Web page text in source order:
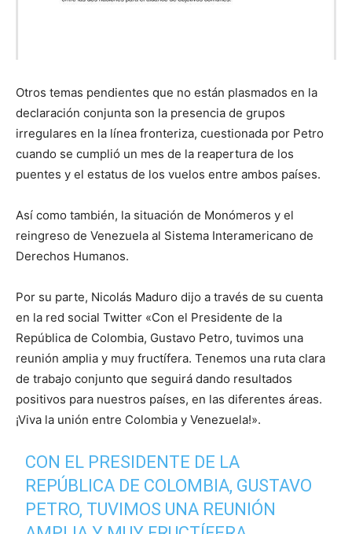
Otros temas pendientes que no están plasmados en la
declaración conjunta son la presencia de grupos
irregulares en la línea fronteriza, cuestionada por Petro
cuando se cumplió un mes de la reapertura de los
puentes y el estatus de los vuelos entre ambos países.
Así como también, la situación de Monómeros y el
reingreso de Venezuela al Sistema Interamericano de
Derechos Humanos.
Por su parte, Nicolás Maduro dijo a través de su cuenta
en la red social Twitter «Con el Presidente de la
República de Colombia, Gustavo Petro, tuvimos una
reunión amplia y muy fructífera. Tenemos una ruta clara
de trabajo conjunto que seguirá dando resultados
positivos para nuestros países, en las diferentes áreas.
¡Viva la unión entre Colombia y Venezuela!».
CON EL PRESIDENTE DE LA
REPÚBLICA DE COLOMBIA, GUSTAVO
PETRO, TUVIMOS UNA REUNIÓN